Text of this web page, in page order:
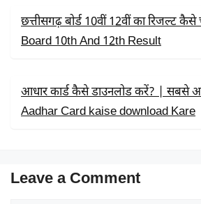
छत्तीसगढ़ बोर्ड 10वीं 12वीं का रिजल्ट
Board 10th And 12th Result
आधार कार्ड कैसे डाउनलोड करें? | सबसे
Aadhar Card kaise download Kare
Leave a Comment